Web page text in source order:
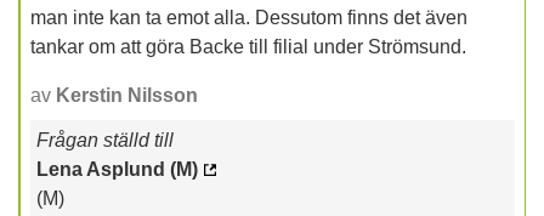
man inte kan ta emot alla. Dessutom finns det även
tankar om att göra Backe till filial under Strömsund.
av Kerstin Nilsson
Frågan ställd till
Lena Asplund (M)
(M)